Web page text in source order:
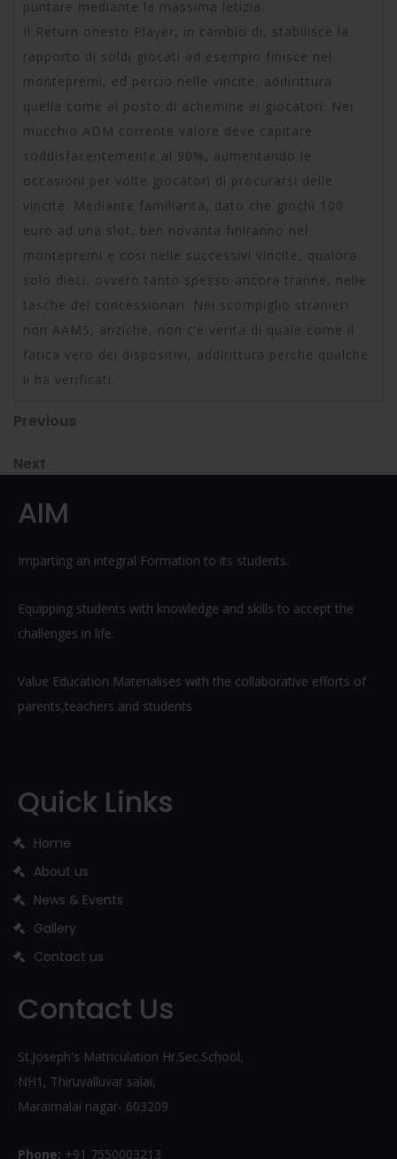
puntare mediante la massima letizia.
Il Return onesto Player, in cambio di, stabilisce la
rapporto di soldi giocati ad esempio finisce nel
montepremi, ed percio nelle vincite, addirittura
quella come al posto di achemine ai giocatori. Nei
mucchio ADM corrente valore deve capitare
soddisfacentemente al 90%, aumentando le
occasioni per volte giocatori di procurarsi delle
vincite. Mediante familiarita, dato che giochi 100
euro ad una slot, ben novanta finiranno nel
montepremi e cosi nelle successivi vincite, qualora
solo dieci, ovvero tanto spesso ancora tranne, nelle
tasche del concessionari. Nei scompiglio stranieri
non AAMS, anziche, non c’e verita di quale come il
fatica vero dei dispositivi, addirittura perche qualche
li ha verificati.
Post
navigation
Previous
Previous
Next
Next
AIM
Imparting an integral Formation to its students.
Equipping students with knowledge and skills to accept the
challenges in life.
Value Education Materialises with the collaborative efforts of
parents,teachers and students
Quick Links
Home
About us
News & Events
Gallery
Contact us
Contact Us
St.Joseph's Matriculation Hr.Sec.School,
NH1, Thiruvalluvar salai,
Maraimalai nagar- 603209
Phone: +91 7550003213